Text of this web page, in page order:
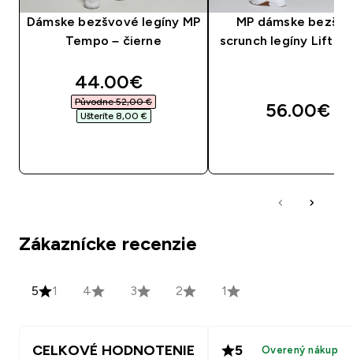
Dámske bezšvové legíny MP
Tempo – čierne
discounted price
44.00€‎
Původne 52,00 €‎
Ušteríte 8,00 €‎
MP dámske
scrunch legíny Lift -
56.00€‎
Zákaznícke recenzie
5 1 4 3 2 1
CELKOVÉ HODNOTENIE 5 Overený nákup